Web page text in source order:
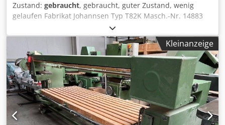
Zustand: gebraucht, gebraucht, guter Zustand, wenig
gelaufen Fabrikat Johannsen Typ T82K Masch.-Nr. 14883
GS-geprüft Motor 7,7 kW Schleiflänge ca. 2700 mm
Schleifbreite ca. 950 mm Bandlänge ca. 7800 mm
Tischgröße ca. 2800 x 950 mm Kröpfung links ca. 850 mm
obere Bandabdeckung obere Schleifauflage verstellbar
Rechts-Links-Lauf Bandausblasung Schleifschuh 450 x 140
mm Absauganschluss D 160 mm Dedpfjythb Ujx Aglock
Platzbedarf ca. 4300 x 1500 x 1400 mm Lagerort 97447
Gerolzhofen, frei verladen, unverpackt Übergabe im
Istzustand wie besichtigt, ohne Garantie und
Gewährleistung
Kleinanzeige